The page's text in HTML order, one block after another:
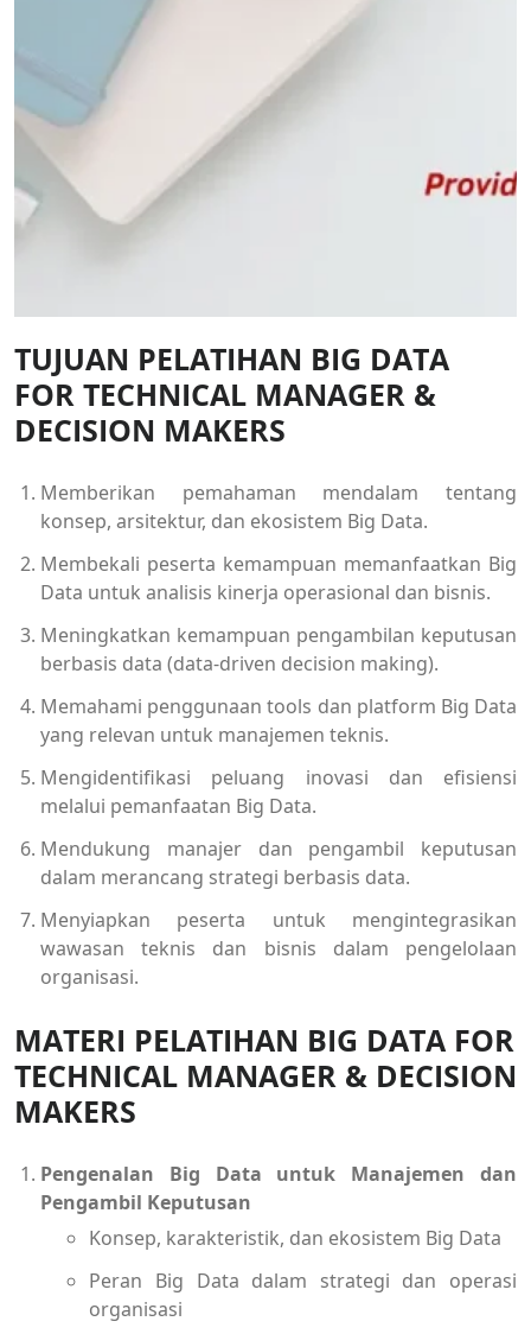
TUJUAN PELATIHAN BIG DATA
FOR TECHNICAL MANAGER &
DECISION MAKERS
Memberikan pemahaman mendalam tentang
konsep, arsitektur, dan ekosistem Big Data.
Membekali peserta kemampuan memanfaatkan Big
Data untuk analisis kinerja operasional dan bisnis.
Meningkatkan kemampuan pengambilan keputusan
berbasis data (data-driven decision making).
Memahami penggunaan tools dan platform Big Data
yang relevan untuk manajemen teknis.
Mengidentifikasi peluang inovasi dan efisiensi
melalui pemanfaatan Big Data.
Mendukung manajer dan pengambil keputusan
dalam merancang strategi berbasis data.
Menyiapkan peserta untuk mengintegrasikan
wawasan teknis dan bisnis dalam pengelolaan
organisasi.
MATERI PELATIHAN BIG DATA FOR
TECHNICAL MANAGER & DECISION
MAKERS
Pengenalan Big Data untuk Manajemen dan
Pengambil Keputusan
Konsep, karakteristik, dan ekosistem Big Data
Peran Big Data dalam strategi dan operasi
organisasi